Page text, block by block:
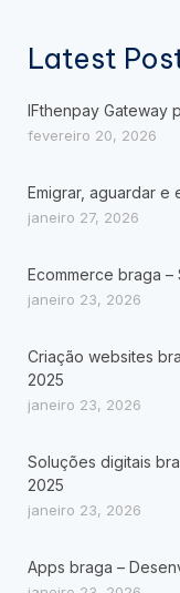
Latest
IFthenpay Gateway
fevereiro 20, 2026
Emigrar, aguardar e
janeiro 27, 2026
Ecommerce braga –
janeiro 23, 2026
Criação websites
2025
janeiro 23, 2026
Soluções digitais
2025
janeiro 23, 2026
Apps braga –